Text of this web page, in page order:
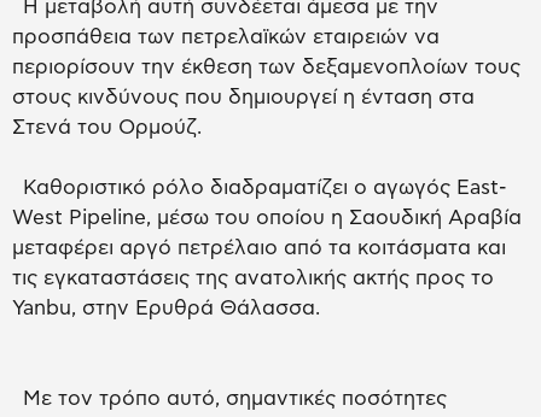
Η μεταβολή αυτή συνδέεται άμεσα με την
προσπάθεια των πετρελαϊκών εταιρειών να
περιορίσουν την έκθεση των δεξαμενοπλοίων τους
στους κινδύνους που δημιουργεί η ένταση στα
Στενά του Ορμούζ.
Καθοριστικό ρόλο διαδραματίζει ο αγωγός East-
West Pipeline, μέσω του οποίου η Σαουδική Αραβία
μεταφέρει αργό πετρέλαιο από τα κοιτάσματα και
τις εγκαταστάσεις της ανατολικής ακτής προς το
Yanbu, στην Ερυθρά Θάλασσα.
Με τον τρόπο αυτό, σημαντικές ποσότητες